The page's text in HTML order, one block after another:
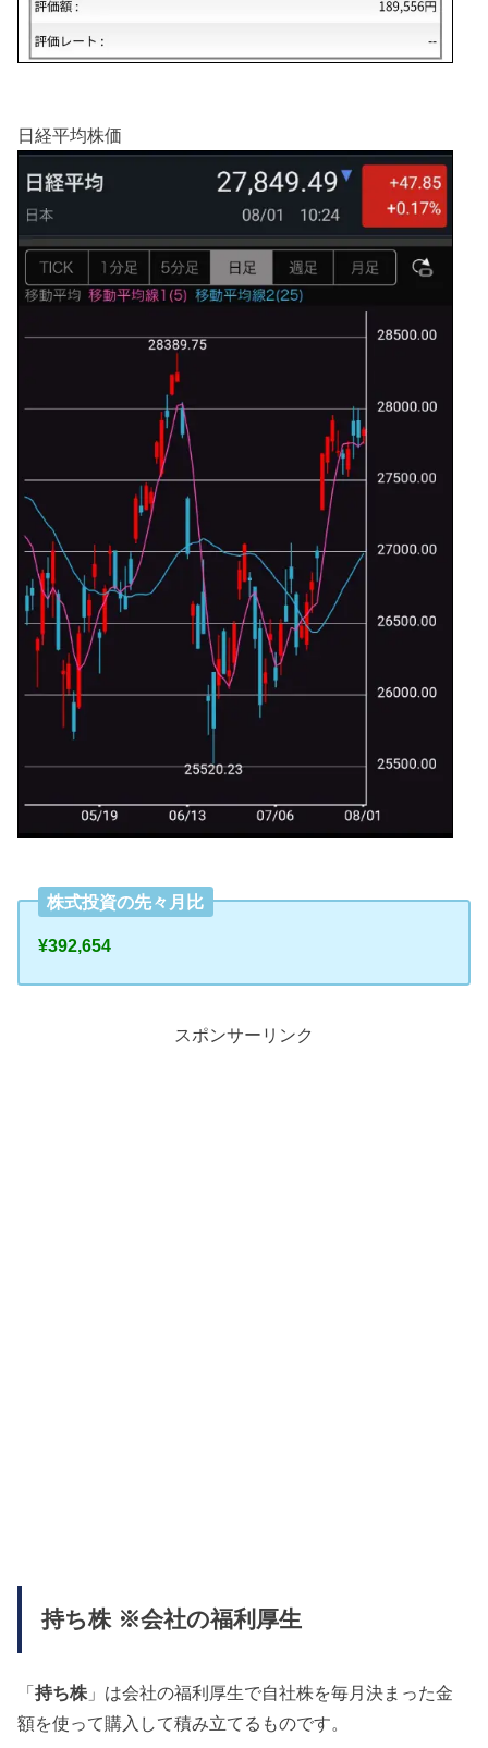
日経平均株価
株式投資の先々月比
¥392,654
スポンサーリンク
持ち株 ※会社の福利厚生
「持ち株 」は会社の福利厚生で自社株を毎月決まった金
額を使って購入して積み立てるものです。